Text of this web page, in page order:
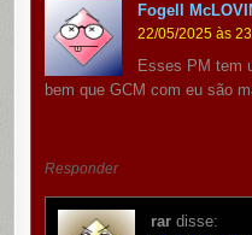
Fogell
22/05/2025 às
Esses PM tem
bem que GCM com eu são
Responder
rar disse: